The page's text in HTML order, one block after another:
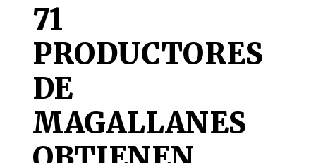
71
PRODUCTORES
DE
MAGALLANES